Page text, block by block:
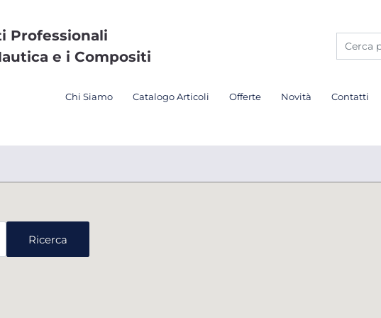
Professionali
e i Compositi
Chi Siamo Catalogo Articoli Offerte Novità Contatti
Ricerca